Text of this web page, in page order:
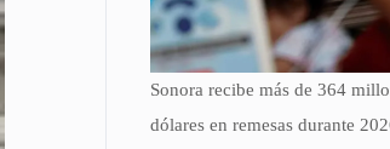
Sonora recibe más de 364
dólares en remesas durante